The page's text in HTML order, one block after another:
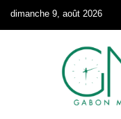
dimanche 9, août 2026